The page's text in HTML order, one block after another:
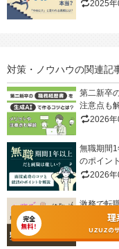
2025年
対策・ノウハウの関連記
第二新卒
注意点も
2026年
無職期間
のポイン
2026年
激務で転
就活を進
2026
完全
無料！
理
UZUZのサ